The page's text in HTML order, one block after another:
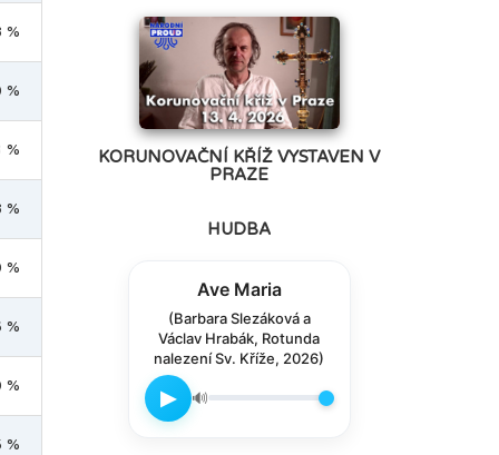
%
%
%
%
%
%
%
%
KORUNOVAČNÍ KŘÍŽ VYSTAVEN V
PRAZE
HUDBA
Ave Maria
(Barbara Slezáková a
Václav Hrabák, Rotunda
nalezení Sv. Kříže, 2026)
▶ 🔊